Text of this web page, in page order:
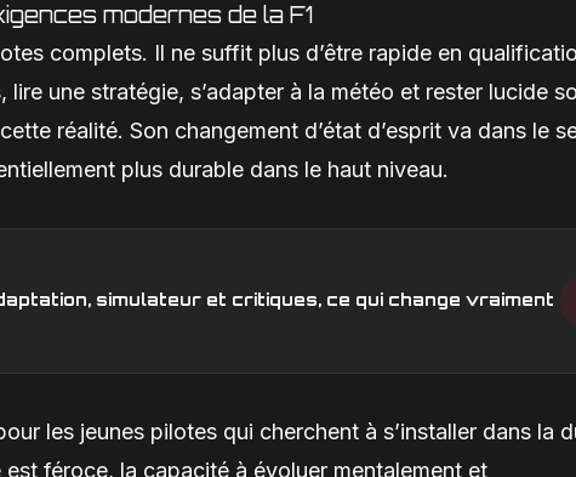
modernes de la F1
complets. Il ne suffit plus d’être rapide en
une stratégie, s’adapter à la météo et rester lucide
réalité. Son changement d’état d’esprit va dans le
plus durable dans le haut niveau.
simulateur et critiques, ce qui change vraiment
les jeunes pilotes qui cherchent à s’installer dans la
féroce, la capacité à évoluer mentalement et